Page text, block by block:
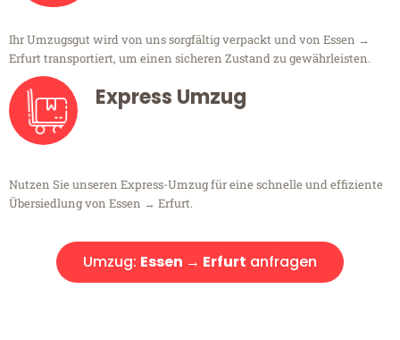
Ihr Umzugsgut wird von uns sorgfältig verpackt und von Essen →
Erfurt transportiert, um einen sicheren Zustand zu gewährleisten.
Express Umzug
Nutzen Sie unseren Express-Umzug für eine schnelle und effiziente
Übersiedlung von Essen → Erfurt.
Umzug: Essen → Erfurt anfragen